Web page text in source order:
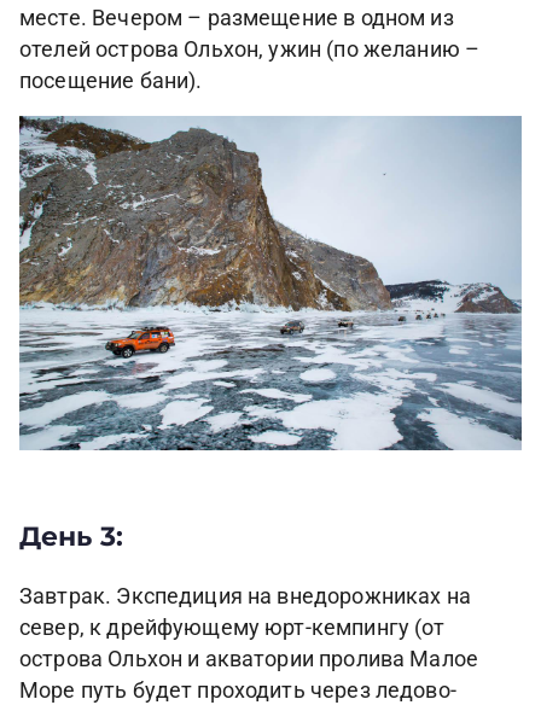
месте. Вечером – размещение в одном из
отелей острова Ольхон, ужин (по желанию –
посещение бани).
День 3:
Завтрак. Экспедиция на внедорожниках на
север, к дрейфующему юрт-кемпингу (от
острова Ольхон и акватории пролива Малое
Море путь будет проходить через ледово-